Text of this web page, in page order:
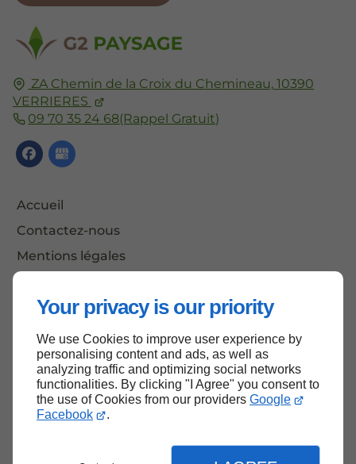
Your privacy is our priority
We use Cookies to improve user experience by
personalising content and ads, as well as
analyzing traffic and optimizing social networks
functionalities. By clicking "I Agree" you consent to
the use of Cookies from our providers Google
Facebook
.
ZA Chemin de la Croix du Chemineau, 10390
VERRIERES
09 70 35 24 68(Rappel Gratuit)
Accueil
Contactez-nous
Mentions légales
Haut de page